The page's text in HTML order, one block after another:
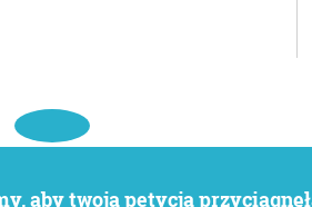
aby twoja petycja